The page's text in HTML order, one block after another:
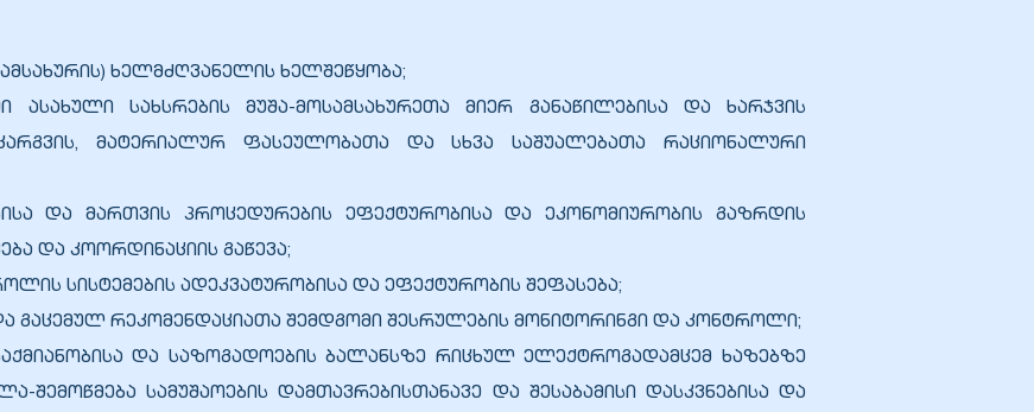
ხელმძღვანელის ხელშეწყობა;
ასახული სახსრების მუშა-მოსამსახურეთა მიერ განაწილებისა და ხარჯვის
მატერიალურ ფასეულობათა და სხვა საშუალებათა რაციონალური
და მართვის პროცედურების ეფექტურობისა და ეკონომიურობის გაზრდის
და კოორდინაციის გაწევა;
სისტემების ადეკვატურობისა და ეფექტურობის შეფასება;
გაცემულ რეკომენდაციათა შემდგომი შესრულების მონიტორინგი და კონტროლი;
და საზოგადოების ბალანსზე რიცხულ ელექტროგადამცემ ხაზებზე
შემოწმება სამუშაოების დამთავრებისთანავე და შესაბამისი დასკვნებისა და